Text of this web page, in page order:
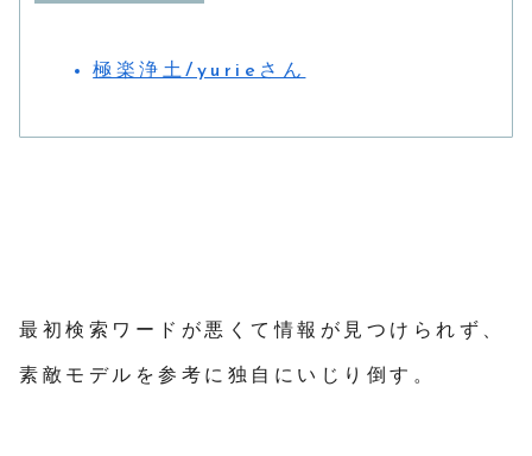
極楽浄土/yurieさん
最初検索ワードが悪くて情報が見つけられず、
素敵モデルを参考に独自にいじり倒す。